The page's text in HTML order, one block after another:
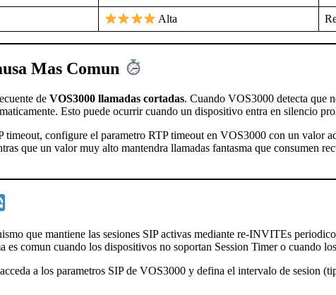
Alta
Mas Comun
de VOS3000 llamadas cortadas. Cuando VOS3000 detecta que
Esto puede ocurrir cuando un dispositivo entra en silencio
timeout, configure el parametro RTP timeout en VOS3000 con un valor
que un valor muy alto mantendra llamadas fantasma que consumen
que mantiene las sesiones SIP activas mediante re-INVITEs
es comun cuando los dispositivos no soportan Session Timer o cuando
a los parametros SIP de VOS3000 y defina el intervalo de sesion